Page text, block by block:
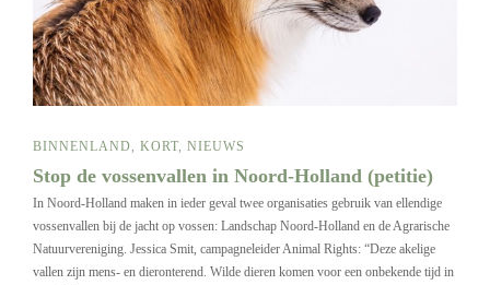
BINNENLAND, KORT, NIEUWS
Stop de vossenvallen in Noord-Holland (petitie)
In Noord-Holland maken in ieder geval twee organisaties gebruik van ellendige
vossenvallen bij de jacht op vossen: Landschap Noord-Holland en de Agrarische
Natuurvereniging. Jessica Smit, campagneleider Animal Rights: “Deze akelige
vallen zijn mens- en dieronterend. Wilde dieren komen voor een onbekende tijd in